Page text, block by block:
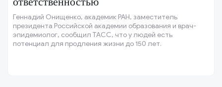
Геннадий Онищенко, академик РАН, заместитель
президента Российской академии образования и врач-
эпидемиолог, сообщил ТАСС, что у людей есть
потенциал для продления жизни до 150 лет.